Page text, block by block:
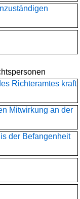
Richteramtes kraft
Mitwirkung an der
der Befangenheit